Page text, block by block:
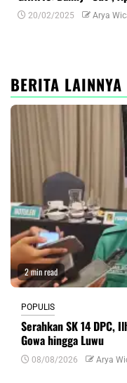
20/02/2025 Arya
BERITA LAINNYA
2 min read
POPULIS
Serahkan SK 14 DPC,
Gowa hingga Luwu
08/08/2026 Arya